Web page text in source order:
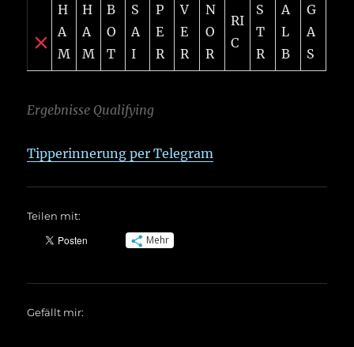
H
A
M
H
A
M
B
O
T
S
A
I
P
E
R
V
E
R
N
O
R
RI
C
S
T
R
A
L
B
G
A
S
Ergebnisse Qualifying
Tipperinnerung per Telegram
Teilen mit:
Mehr
Gefällt mir: